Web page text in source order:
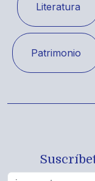
Literatura
Patrimonio